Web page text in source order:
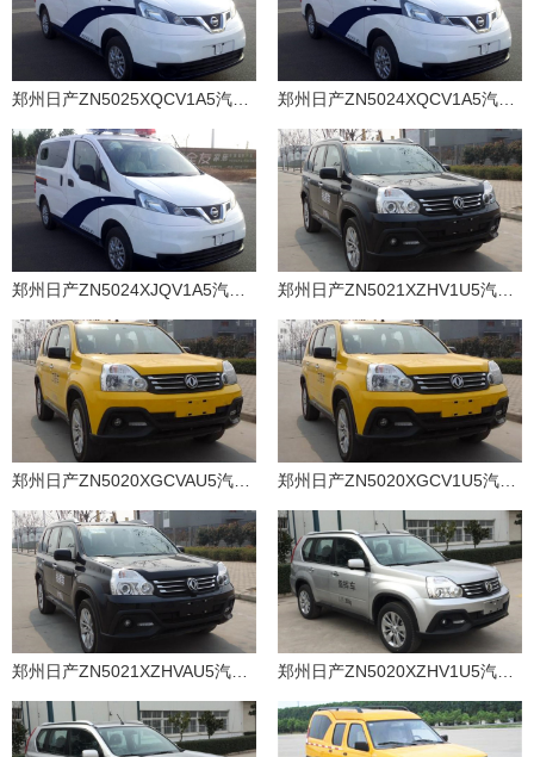
郑州日产ZN5024XQCV1A5汽油国五囚车
郑州日产ZN5021XZHV1U5汽油国五指挥车
郑州日产ZN5020XGCV1U5汽油国五工程车
郑州日产ZN5020XZHV1U5汽油国五指挥车